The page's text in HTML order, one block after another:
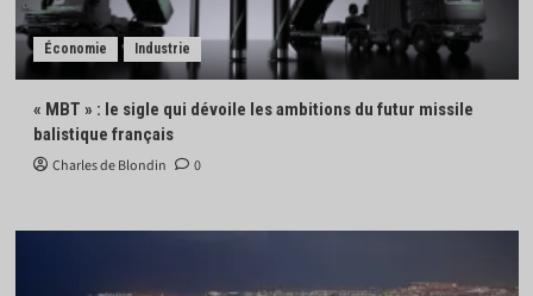
Économie Industrie
« MBT » : le sigle qui dévoile les ambitions du futur missile
balistique français
Charles de Blondin 0